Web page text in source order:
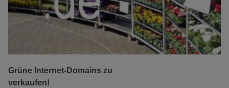
Grüne Internet-Domains zu
verkaufen!